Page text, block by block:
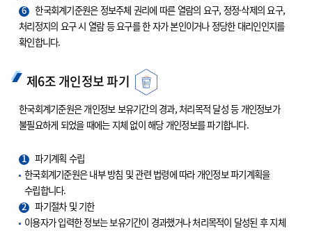
6
한국회계기준원은 정보주체 권리에 따른 열람의 요구, 정정·삭제의 요구,
처리정지의 요구 시 열람 등 요구를 한 자가 본인이거나 정당한 대리인인지를
확인합니다.
제6조 개인정보 파기
한국회계기준원은 개인정보 보유기간의 경과, 처리목적 달성 등 개인정보가
불필요하게 되었을 때에는 지체 없이 해당 개인정보를 파기합니다.
1
파기계획 수립
한국회계기준원은 내부 방침 및 관련 법령에 따라 개인정보 파기계획을
수립합니다.
2
파기절차 및 기한
이용자가 입력한 정보는 보유기간이 경과했거나 처리목적이 달성된 후 지체